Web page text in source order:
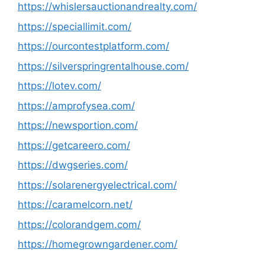
https://whislersauctionandrealty.com/
https://speciallimit.com/
https://ourcontestplatform.com/
https://silverspringrentalhouse.com/
https://lotev.com/
https://amprofysea.com/
https://newsportion.com/
https://getcareero.com/
https://dwgseries.com/
https://solarenergyelectrical.com/
https://caramelcorn.net/
https://colorandgem.com/
https://homegrowngardener.com/